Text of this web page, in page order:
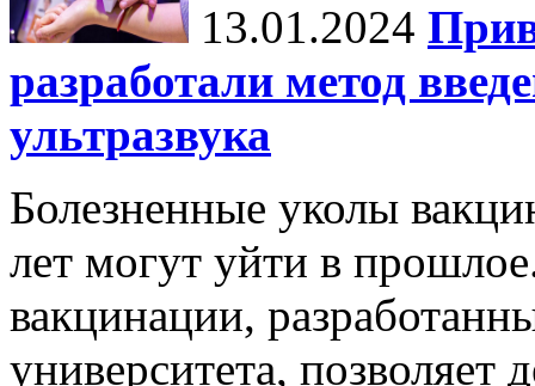
13.01.2024
разработали метод
ультразвука
Болезненные уколы
лет могут уйти в
вакцинации,
университета, позволяет